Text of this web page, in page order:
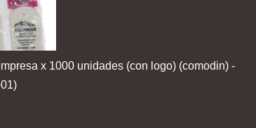
x 1000 unidades (con logo) (comodin) -